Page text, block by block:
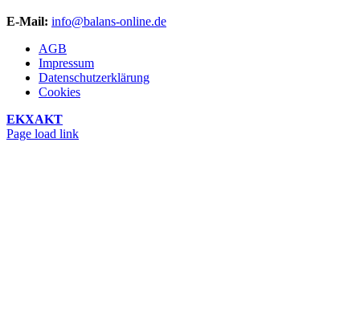
E-Mail: info@balans-online.de
AGB
Impressum
Datenschutzerklärung
Cookies
EKXAKT
Facebook
Instagram
YouTube
Page load link